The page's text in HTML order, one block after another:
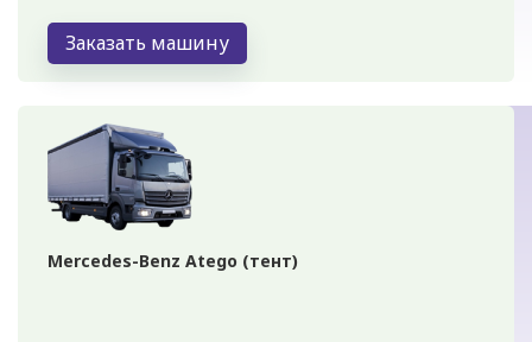
Заказать машину
Mercedes-Benz Atego (тент)